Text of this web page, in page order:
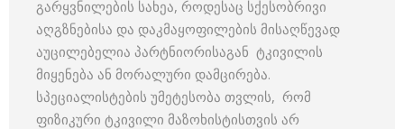
გარყვნილების სახეა, როდესაც სქესობრივი
აღგზნებისა და დაკმაყოფილების მისაღწევად
აუცილებელია პარტნიორისაგან ტკივილის
მიყენება ან მორალური დამცირება.
სპეციალისტების უმეტესობა თვლის, რომ
ფიზიკური ტკივილი მაზოხისტისთვის არ